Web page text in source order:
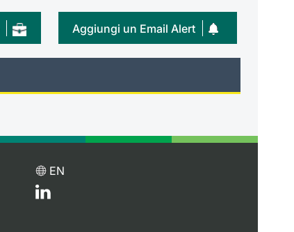
Aggiungi un Email Alert
EN